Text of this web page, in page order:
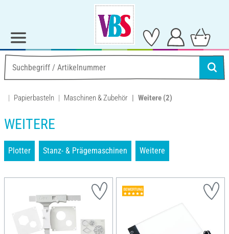
Papierbasteln Maschinen & Zubehör Weitere (2)
WEITERE
Plotter Stanz- & Prägemaschinen Weitere